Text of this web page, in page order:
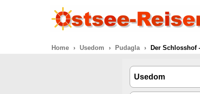
Home Usedom Pudagla Der Schlosshof